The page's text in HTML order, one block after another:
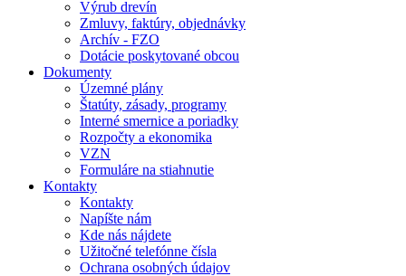
Výrub drevín
Zmluvy, faktúry, objednávky
Archív - FZO
Dotácie poskytované obcou
Dokumenty
Územné plány
Štatúty, zásady, programy
Interné smernice a poriadky
Rozpočty a ekonomika
VZN
Formuláre na stiahnutie
Kontakty
Kontakty
Napíšte nám
Kde nás nájdete
Užitočné telefónne čísla
Ochrana osobných údajov